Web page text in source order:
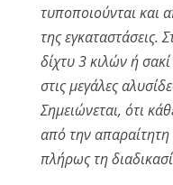
τυποποιούνται και
της εγκαταστάσεις.
δίχτυ 3 κιλών ή
στις μεγάλες
Σημειώνεται, ότι
από την
πλήρως τη